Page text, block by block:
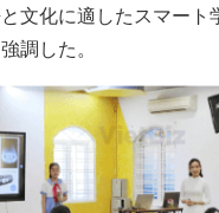
文化に適したスマート
調した。